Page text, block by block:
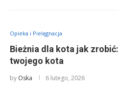
Opieka i Pielęgnacja
Bieżnia dla kota jak
twojego kota
by Oska 6 lutego, 2026